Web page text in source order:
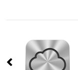
d'article